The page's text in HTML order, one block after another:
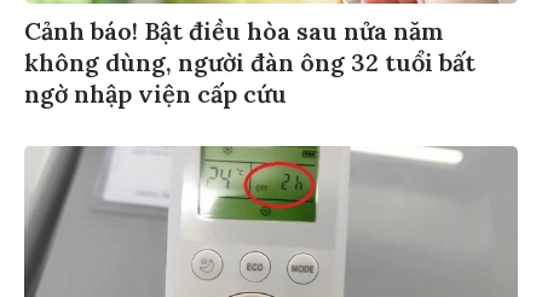
Cảnh báo! Bật điều hòa sau nửa năm
không dùng, người đàn ông 32 tuổi bất
ngờ nhập viện cấp cứu